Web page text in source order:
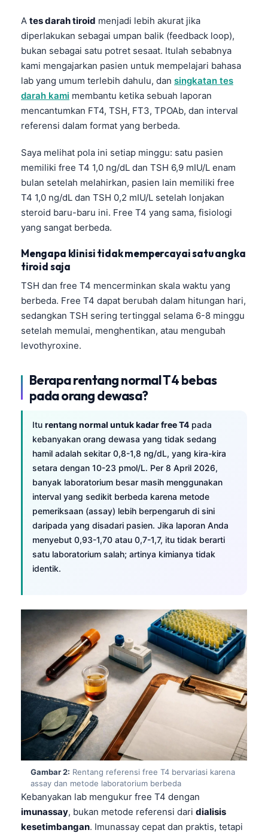
A tes darah tiroid menjadi lebih akurat jika
diperlakukan sebagai umpan balik (feedback loop),
bukan sebagai satu potret sesaat. Itulah sebabnya
kami mengajarkan pasien untuk mempelajari bahasa
lab yang umum terlebih dahulu, dan singkatan tes
darah kami membantu ketika sebuah laporan
mencantumkan FT4, TSH, FT3, TPOAb, dan interval
referensi dalam format yang berbeda.
Saya melihat pola ini setiap minggu: satu pasien
memiliki free T4 1,0 ng/dL dan TSH 6,9 mIU/L enam
bulan setelah melahirkan, pasien lain memiliki free
T4 1,0 ng/dL dan TSH 0,2 mIU/L setelah lonjakan
steroid baru-baru ini. Free T4 yang sama, fisiologi
yang sangat berbeda.
Mengapa klinisi tidak mempercayai satu angka
tiroid saja
TSH dan free T4 mencerminkan skala waktu yang
berbeda. Free T4 dapat berubah dalam hitungan hari,
sedangkan TSH sering tertinggal selama 6-8 minggu
setelah memulai, menghentikan, atau mengubah
levothyroxine.
Berapa rentang normal T4 bebas
pada orang dewasa?
Itu rentang normal untuk kadar free T4 pada
kebanyakan orang dewasa yang tidak sedang
hamil adalah sekitar 0,8-1,8 ng/dL, yang kira-kira
setara dengan 10-23 pmol/L. Per 8 April 2026,
banyak laboratorium besar masih menggunakan
interval yang sedikit berbeda karena metode
pemeriksaan (assay) lebih berpengaruh di sini
daripada yang disadari pasien. Jika laporan Anda
menyebut 0,93-1,70 atau 0,7-1,7, itu tidak berarti
satu laboratorium salah; artinya kimianya tidak
identik.
Gambar 2: Rentang referensi free T4 bervariasi karena
assay dan metode laboratorium berbeda
Kebanyakan lab mengukur free T4 dengan
imunassay, bukan metode referensi dari dialisis
kesetimbangan. Imunassay cepat dan praktis, tetapi